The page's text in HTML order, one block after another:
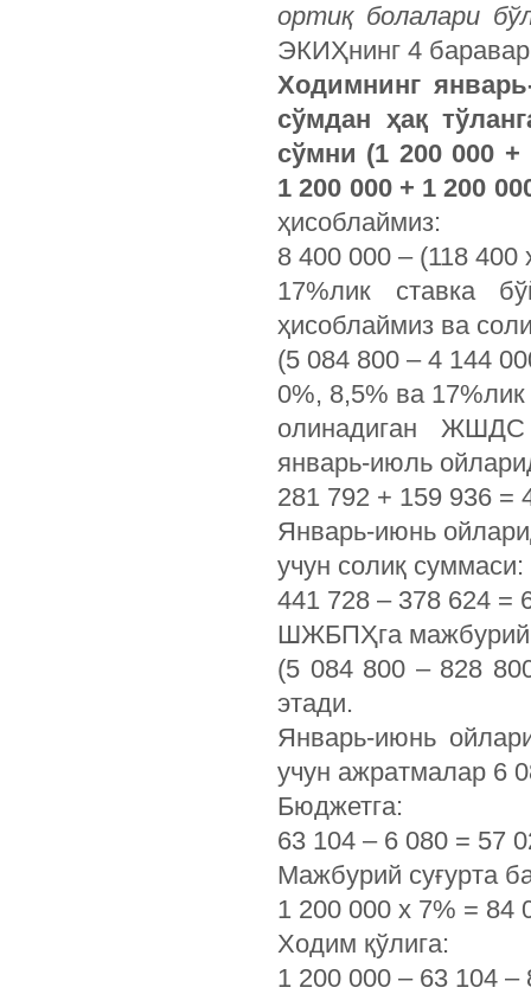
ортиқ болалари
ЭКИҲнинг 4
Ходимнинг
сўмдан ҳақ
сўмни (1 200 000 +
1 200 000 + 1 200
ҳисоблаймиз:
8 400 000 – (118
17%лик ставка
ҳисоблаймиз ва
(5 084 800 – 4 144
0%, 8,5% ва
олинадиган ЖШДС
январь-июль
281 792 + 159 936 =
Январь-июнь
учун солиқ суммаси:
441 728 – 378 624 =
ШЖБПҲга мажбурий
(5 084 800 – 828
этади.
Январь-июнь
учун ажратмалар 6
Бюджетга:
63 104 – 6 080 = 57
Мажбурий суғурта
1 200 000 х 7% = 84
Ходим қўлига:
1 200 000 – 63 104